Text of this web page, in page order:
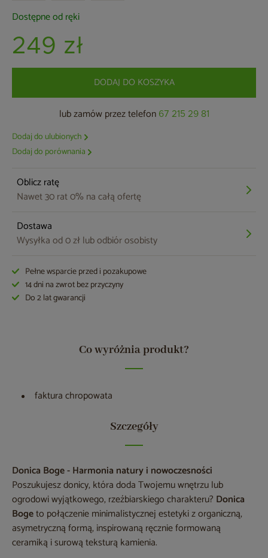
Dostępne od ręki
249 zł
DODAJ DO KOSZYKA
lub zamów przez telefon 67 215 29 81
Dodaj do ulubionych
Dodaj do porównania
Oblicz ratę
Nawet 30 rat 0% na całą ofertę
Dostawa
Wysyłka od 0 zł lub odbiór osobisty
Pełne wsparcie przed i pozakupowe
14 dni na zwrot bez przyczyny
Do 2 lat gwarancji
Co wyróżnia produkt?
faktura chropowata
Szczegóły
Donica Boge - Harmonia natury i nowoczesności
Poszukujesz donicy, która doda Twojemu wnętrzu lub
ogrodowi wyjątkowego, rzeźbiarskiego charakteru? Donica
Bogeto połączenie minimalistycznej estetyki z organiczną,
asymetryczną formą, inspirowaną ręcznie formowaną
ceramiką i surową teksturą kamienia.